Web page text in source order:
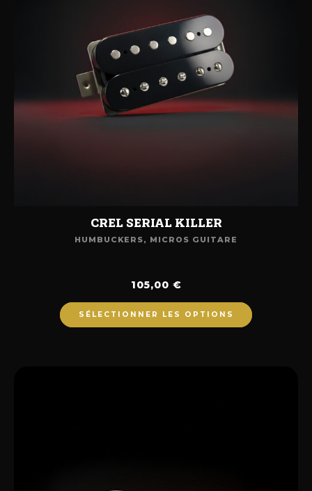
CREL SERIAL KILLER
HUMBUCKERS, MICROS GUITARE
105,00 €
SÉLECTIONNER LES OPTIONS